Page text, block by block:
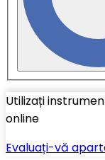
Utilizați
online
Evaluați-vă